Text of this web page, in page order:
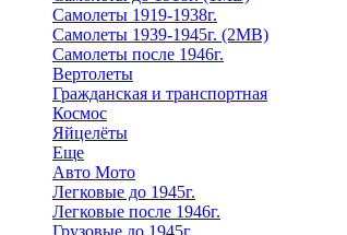
Самолеты 1919-1938г.
Самолеты 1939-1945г. (2МВ)
Самолеты после 1946г.
Вертолеты
Гражданская и транспортная
Космос
Яйцелёты
Еще
Авто Мото
Легковые до 1945г.
Легковые после 1946г.
Грузовые до 1945г.